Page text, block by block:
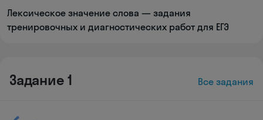
Лексическое значение слова — задания
тренировочных и диагностических работ для ЕГЭ
Задание 1 Все задания
online